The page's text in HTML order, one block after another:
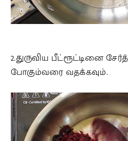
2.துருவிய பீட்ரூட்டினை
போகும்வரை வதக்கவும்.